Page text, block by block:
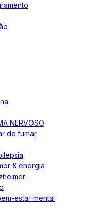
NERVOSO
de fumar
& energia
estar mental